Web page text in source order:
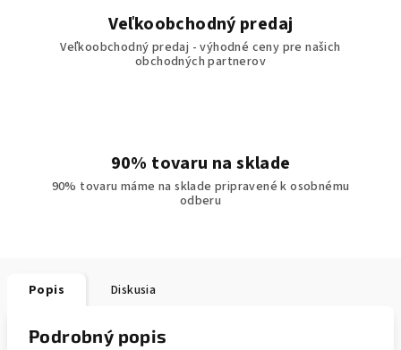
Veľkoobchodný predaj
Veľkoobchodný predaj - výhodné ceny pre našich
obchodných partnerov
90% tovaru na sklade
90% tovaru máme na sklade pripravené k osobnému
odberu
Popis Diskusia
Podrobný popis